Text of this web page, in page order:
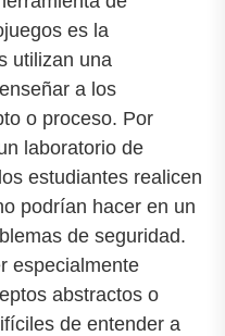
es la
utilizan una
a los
o proceso. Por
laboratorio de
estudiantes realicen
podrían hacer en un
de seguridad.
especialmente
abstractos o
de entender a